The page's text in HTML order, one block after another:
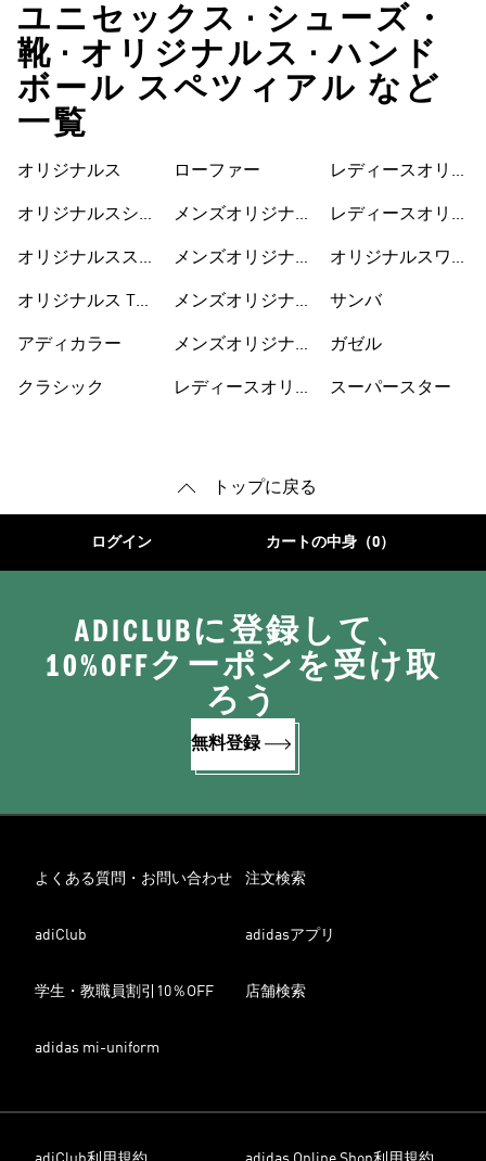
ユニセックス • シューズ・
靴 • オリジナルス • ハンド
ボール スペツィアル など
一覧
オリジナルス
オリジナルスシュ
オリジナルススウ
オリジナルス Tシ
アディカラー
クラシック
ローファー
メンズオリジナル
メンズオリジナル
メンズオリジナル
メンズオリジナル
レディースオリジ
レディースオリジ
レディースオリジ
オリジナルスワン
サンバ
ガゼル
スーパースター
トップに戻る
ログイン カートの中身（0）
ADICLUBに登録して、
10%OFFクーポンを受け取
ろう
無料登録
よくある質問・お問い合わせ 注文検索
adiClub adidasアプリ
学生・教職員割引10％OFF 店舗検索
adidas mi-uniform